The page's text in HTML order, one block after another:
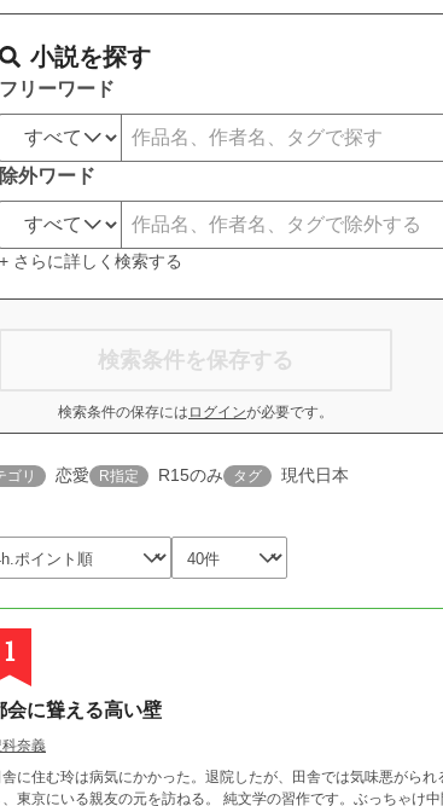
小説を探す
フリーワード
除外ワード
+ さらに詳しく検索する
検索条件を保存する
検索条件の保存には ログインが必要です。
ゴリ 恋愛 R指定 R15のみ タグ 現代日本
1
会に聳える高い壁
奈義
に住む玲は病気にかかった。退院したが、田舎では気味悪がら
にいる親友の元を訪ねる。 純文学の習作です。ぶっちゃけ中間小説の方が近い。 小説家になろう、カクヨム、ノベルアップ